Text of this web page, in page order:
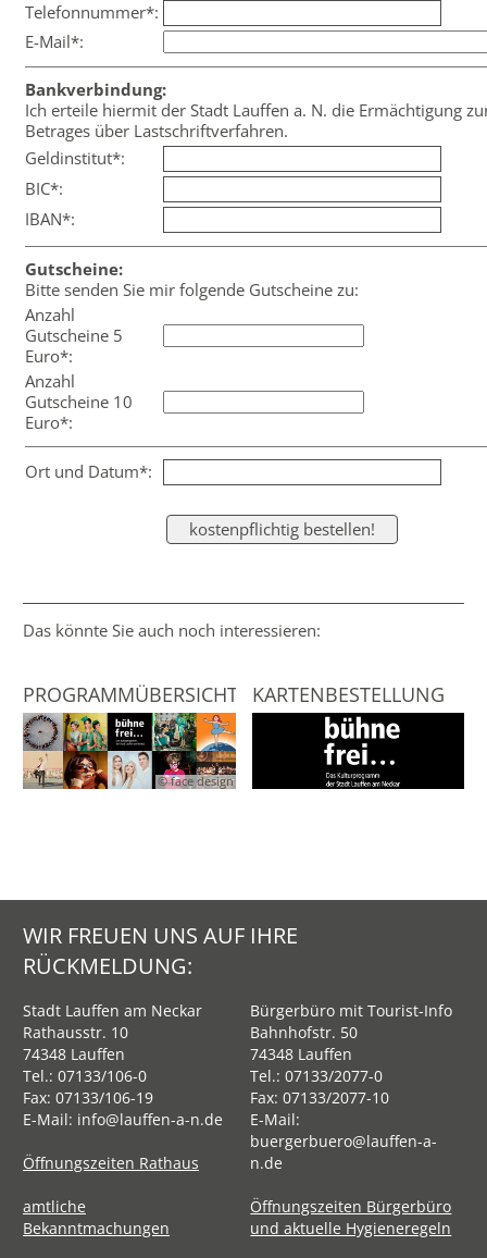
Telefonnummer*:
E-Mail*:
Bankverbindung:
Ich erteile hiermit der Stadt Lauffen a. N. die Ermächtigung
Betrages über Lastschriftverfahren.
Geldinstitut*:
BIC*:
IBAN*:
Gutscheine:
Bitte senden Sie mir folgende Gutscheine zu:
Anzahl
Gutscheine 5
Euro*:
Anzahl
Gutscheine 10
Euro*:
Ort und Datum*:
Das könnte Sie auch noch interessieren:
PROGRAMMÜBERSICHT
© face design
KARTENBESTELLUNG
WIR FREUEN UNS AUF IHRE
RÜCKMELDUNG:
Stadt Lauffen am Neckar
Rathausstr. 10
74348 Lauffen
Tel.: 07133/106-0
Fax: 07133/106-19
E-Mail: info@lauffen-a-n.de
Öffnungszeiten Rathaus
amtliche
Bekanntmachungen
Bürgerbüro mit Tourist-Info
Bahnhofstr. 50
74348 Lauffen
Tel.:07133/2077-0
Fax: 07133/2077-10
E-Mail:
buergerbuero@lauffen-a-
n.de
Öffnungszeiten Bürgerbüro
und aktuelle Hygieneregeln